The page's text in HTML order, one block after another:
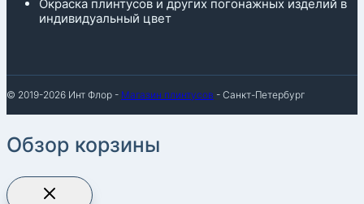
Окраска плинтусов и других погонажных изделий в
индивидуальный цвет
© 2019-2026 Инт Флор - Магазин плинтусов - Санкт-Петербург
Обзор корзины